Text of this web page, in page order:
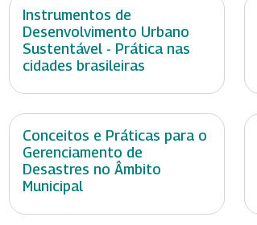
Instrumentos de
Desenvolvimento Urbano
Sustentável - Prática nas
cidades brasileiras
Conceitos e Práticas para o
Gerenciamento de
Desastres no Âmbito
Municipal